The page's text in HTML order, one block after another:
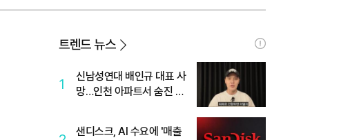
트
트
트렌드 뉴스
1
신남성연대 배인규 대표 사
망…인천 아파트서 숨진 채
샌디스크, AI 수요에 '매출